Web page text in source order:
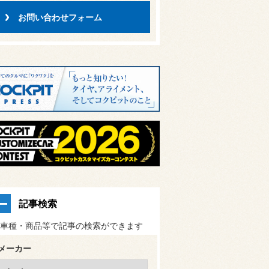
お問い合わせフォーム
記事検索
種・商品等で記事の検索ができます
ーカー